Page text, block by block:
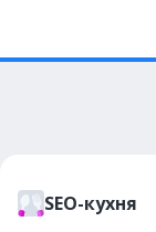
SEO-кухня